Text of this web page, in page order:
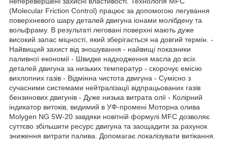
(Molecular Friction Control) працює за допомогою легування
поверхневого шару деталей двигуна іонами молібдену та
вольфраму. В результаті леговані поверхні мають дуже
високий запас міцності, який зберігається на довгий термін. -
Найвищий захист від зношування - найвищі показники
паливної економії - Швидке надходження масла до всіх
деталей двигуна за низьких температур - скорочує емісію
вихлопних газів - Відмінна чистота двигуна - Сумісно з
сучасними системами нейтралізації відпрацьованих газів
бензинових двигунів - Дуже низька витрата олії - Колірний
індикатор витоків, видимий в УФ-промені Моторна олива
Molygen NG 5W-20 завдяки новітній формулі MFC дозволяє
суттєво збільшити ресурс двигуна та заощадити за рахунок
зниження витрати палива. Допомагає локалізувати витікання.